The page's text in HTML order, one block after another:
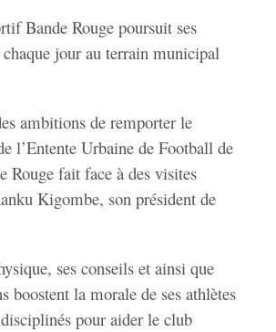
Bande Rouge poursuit ses
jour au terrain municipal
ambitions de remporter le
l’Entente Urbaine de Football de
Rouge fait face à des visites
Kigombe, son président de
ses conseils et ainsi que
boostent la morale de ses athlètes
pour aider le club